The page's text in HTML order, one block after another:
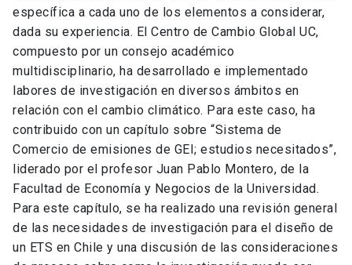
específica a cada uno de los elementos a considerar,
dada su experiencia. El Centro de Cambio Global UC,
compuesto por un consejo académico
multidisciplinario, ha desarrollado e implementado
labores de investigación en diversos ámbitos en
relación con el cambio climático. Para este caso, ha
contribuido con un capítulo sobre “Sistema de
Comercio de emisiones de GEI; estudios necesitados”,
liderado por el profesor Juan Pablo Montero, de la
Facultad de Economía y Negocios de la Universidad.
Para este capítulo, se ha realizado una revisión general
de las necesidades de investigación para el diseño de
un ETS en Chile y una discusión de las consideraciones